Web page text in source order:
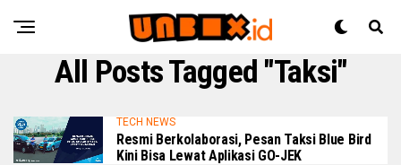
All Posts Tagged "Taksi"
TECH NEWS
Resmi Berkolaborasi, Pesan Taksi Blue Bird
Kini Bisa Lewat Aplikasi GO-JEK